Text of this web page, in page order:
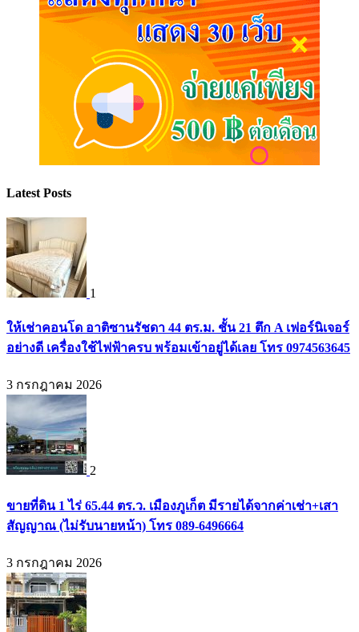
Latest Posts
1
ให้เช่าคอนโด อาติซานรัชดา 44 ตร.ม. ชั้น 21 ตึก A เฟอร์นิเจอร์
อย่างดี เครื่องใช้ไฟฟ้าครบ พร้อมเข้าอยู่ได้เลย โทร 0974563645
3 กรกฎาคม 2026
2
ขายที่ดิน 1 ไร่ 65.44 ตร.ว. เมืองภูเก็ต มีรายได้จากค่าเช่า+เสา
สัญญาณ (ไม่รับนายหน้า) โทร 089-6496664
3 กรกฎาคม 2026